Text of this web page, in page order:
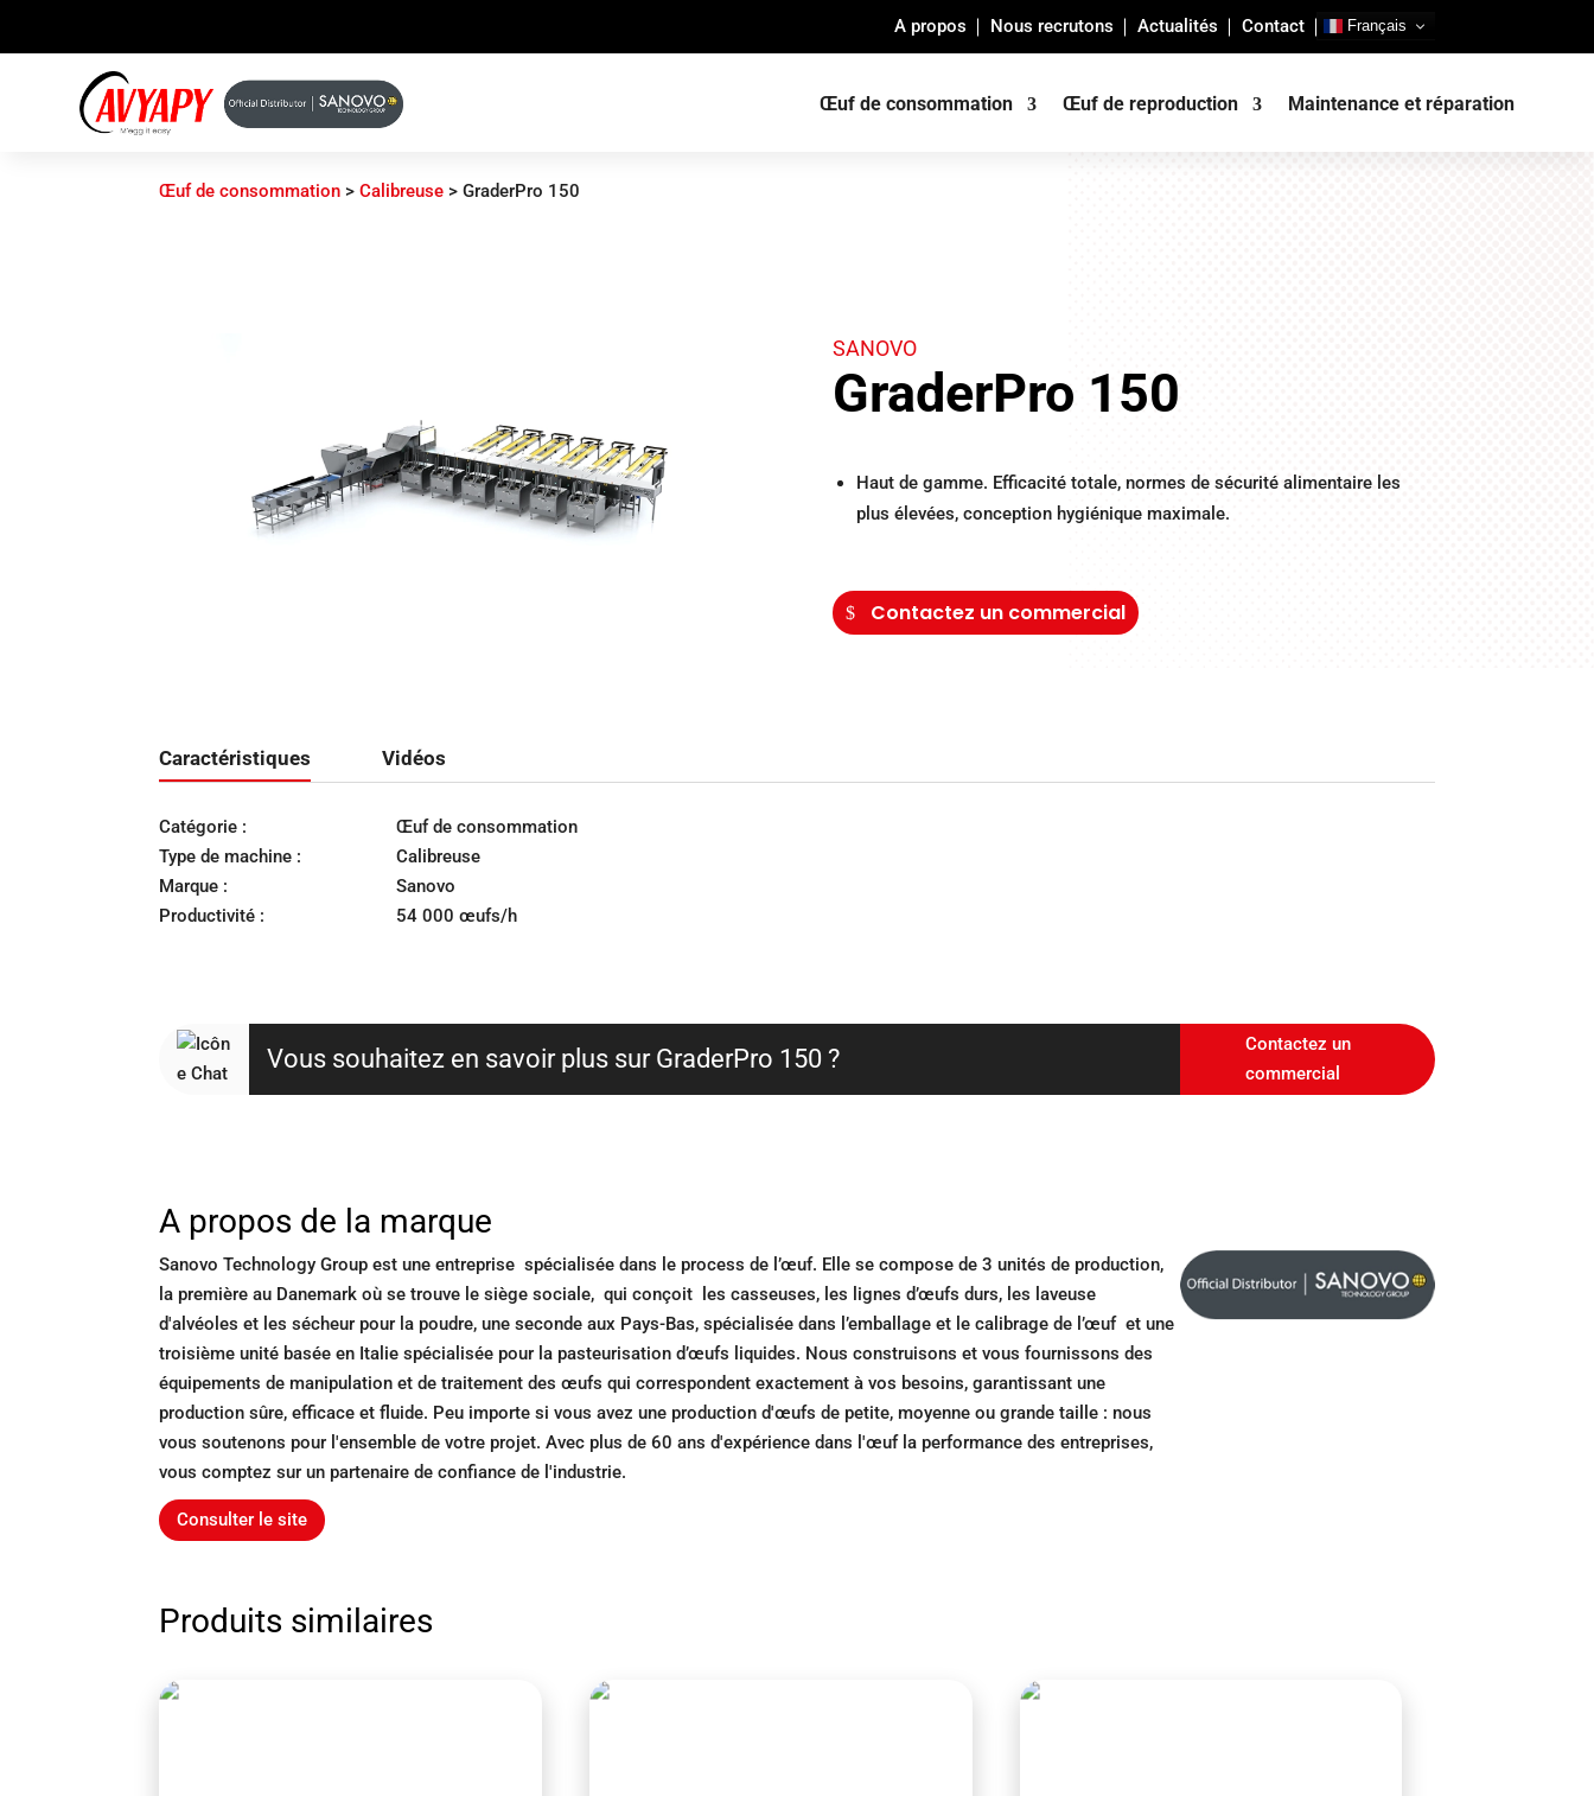
A propos Nous recrutons Actualités Contact Français
Œuf de consommation Œuf de reproduction Maintenance et réparation
Œuf de consommation >Calibreuse >GraderPro 150
SANOVO
GraderPro 150
Haut de gamme. Efficacité totale, normes de sécurité alimentaire les
plus élevées, conception hygiénique maximale.
Contactez un commercial
Caractéristiques Vidéos
Catégorie :
Œuf de consommation
Type de machine :
Calibreuse
Marque :
Sanovo
Productivité :
54 000 œufs/h
Vous souhaitez en savoir plus sur GraderPro 150 ?
Contactez un
commercial
A propos de la marque
Sanovo Technology Group est une entreprise spécialisée dans le process de l’œuf. Elle se compose de 3 unités de production,
la première au Danemark où se trouve le siège sociale, qui conçoit les casseuses, les lignes d’œufs durs, les laveuse
d'alvéoles et les sécheur pour la poudre, une seconde aux Pays-Bas, spécialisée dans l’emballage et le calibrage de l’œuf et une
troisième unité basée en Italie spécialisée pour la pasteurisation d’œufs liquides. Nous construisons et vous fournissons des
équipements de manipulation et de traitement des œufs qui correspondent exactement à vos besoins, garantissant une
production sûre, efficace et fluide. Peu importe si vous avez une production d'œufs de petite, moyenne ou grande taille : nous
vous soutenons pour l'ensemble de votre projet. Avec plus de 60 ans d'expérience dans l'œuf la performance des entreprises,
vous comptez sur un partenaire de confiance de l'industrie.
Consulter le site
Produits similaires